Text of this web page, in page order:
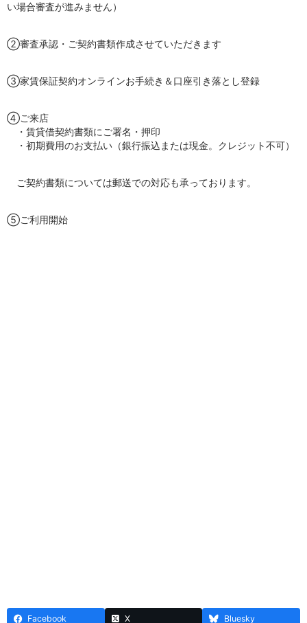
い場合審査が進みません）
②審査承認・ご契約書類作成させていただきます
③家賃保証契約オンラインお手続き＆口座引き落とし登録
④ご来店
・賃貸借契約書類にご署名・押印
・初期費用のお支払い（銀行振込または現金。クレジット不可）
ご契約書類については郵送での対応も承っております。
⑤ご利用開始
Facebook X Bluesky